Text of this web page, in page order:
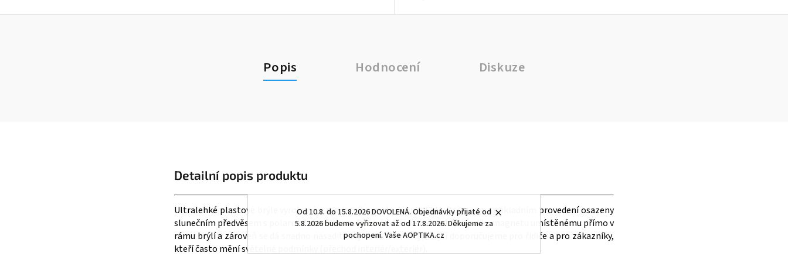
Od 10.8. do 15.8.2026 DOVOLENÁ. Objednávky přijaté od
5.8.2026 budeme vyřizovat až od 17.8.2026. Děkujeme za
pochopení. Vaše AOPTIKA.cz
Popis Hodnocení Diskuze
Detailní popis produktu
Ultralehké plastové brýle vyrobené z moderního materiálu ULTEM. Brýle jsou v základním provedení osazeny
slunečním předvěsem s polarizačním filtrem. Předvěs drží pevně na brýlích díky magnetu umístěnému přímo v
rámu brýlí a zároveň se dá snadno nasadit i sejmout. Tento typ brýlí doporučujeme pro řidiče a pro zákazníky,
kteří často mění světelné podmínky (přechod interiér/exteriér).